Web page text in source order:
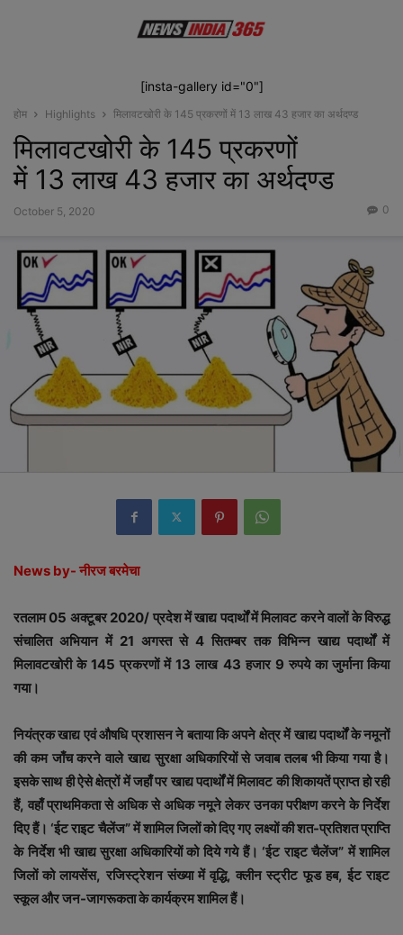
[insta-gallery id="0"]
होम Highlights मिलावटखोरी के 145 प्रकरणों में 13 लाख 43 हजार का अर्थदण्ड
मिलावटखोरी के 145 प्रकरणों
में 13 लाख 43 हजार का अर्थदण्ड
October 5, 2020 0
News by- नीरज बरमेचा
रतलाम 05 अक्टूबर 2020/ प्रदेश में खाद्य पदार्थों में मिलावट करने वालों के विरुद्ध
संचालित अभियान में 21 अगस्त से 4 सितम्बर तक विभिन्न खाद्य पदार्थों में
मिलावटखोरी के 145 प्रकरणों में 13 लाख 43 हजार 9 रुपये का जुर्माना किया
गया।
नियंत्रक खाद्य एवं औषधि प्रशासन ने बताया कि अपने क्षेत्र में खाद्य पदार्थों के नमूनों
की कम जाँच करने वाले खाद्य सुरक्षा अधिकारियों से जवाब तलब भी किया गया है।
इसके साथ ही ऐसे क्षेत्रों में जहाँ पर खाद्य पदार्थों में मिलावट की शिकायतें प्राप्त हो रही
हैं, वहाँ प्राथमिकता से अधिक से अधिक नमूने लेकर उनका परीक्षण करने के निर्देश
दिए हैं। ‘ईट राइट चैलेंज” में शामिल जिलों को दिए गए लक्ष्यों की शत-प्रतिशत प्राप्ति
के निर्देश भी खाद्य सुरक्षा अधिकारियों को दिये गये हैं। ‘ईट राइट चैलेंज” में शामिल
जिलों को लायसेंस, रजिस्ट्रेशन संख्या में वृद्धि, क्लीन स्ट्रीट फूड हब, ईट राइट
स्कूल और जन-जागरूकता के कार्यक्रम शामिल हैं।